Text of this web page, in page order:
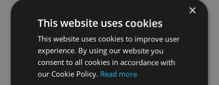
×
This website uses cookies
This website uses cookies to improve user
experience. By using our website you
consent to all cookies in accordance with
our Cookie Policy. Read more